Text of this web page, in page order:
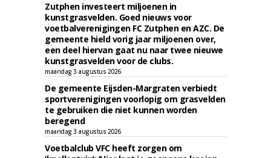
Zutphen investeert miljoenen in
kunstgrasvelden. Goed nieuws voor
voetbalverenigingen FC Zutphen en AZC. De
gemeente hield vorig jaar miljoenen over,
een deel hiervan gaat nu naar twee nieuwe
kunstgrasvelden voor de clubs.
maandag 3 augustus 2026
De gemeente Eijsden-Margraten verbiedt
sportverenigingen voorlopig om grasvelden
te gebruiken die niet kunnen worden
beregend
maandag 3 augustus 2026
Voetbalclub VFC heeft zorgen om